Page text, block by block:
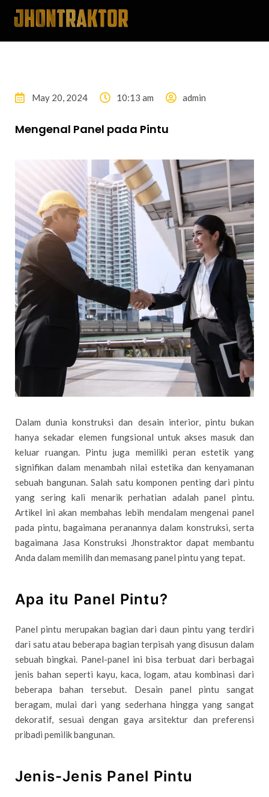
May 20, 2024 10:13 am admin
Mengenal Panel pada Pintu
Dalam dunia konstruksi dan desain interior, pintu bukan
hanya sekadar elemen fungsional untuk akses masuk dan
keluar ruangan. Pintu juga memiliki peran estetik yang
signifikan dalam menambah nilai estetika dan kenyamanan
sebuah bangunan. Salah satu komponen penting dari pintu
yang sering kali menarik perhatian adalah panel pintu.
Artikel ini akan membahas lebih mendalam mengenai panel
pada pintu, bagaimana peranannya dalam konstruksi, serta
bagaimana Jasa Konstruksi Jhonstraktor dapat membantu
Anda dalam memilih dan memasang panel pintu yang tepat.
Apa itu Panel Pintu?
Panel pintu merupakan bagian dari daun pintu yang terdiri
dari satu atau beberapa bagian terpisah yang disusun dalam
sebuah bingkai. Panel-panel ini bisa terbuat dari berbagai
jenis bahan seperti kayu, kaca, logam, atau kombinasi dari
beberapa bahan tersebut. Desain panel pintu sangat
beragam, mulai dari yang sederhana hingga yang sangat
dekoratif, sesuai dengan gaya arsitektur dan preferensi
pribadi pemilik bangunan.
Jenis-Jenis Panel Pintu